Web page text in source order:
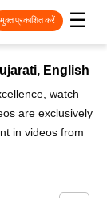
☰
मुक्त प्रकाशित करें
English
watch
are exclusively
in videos from